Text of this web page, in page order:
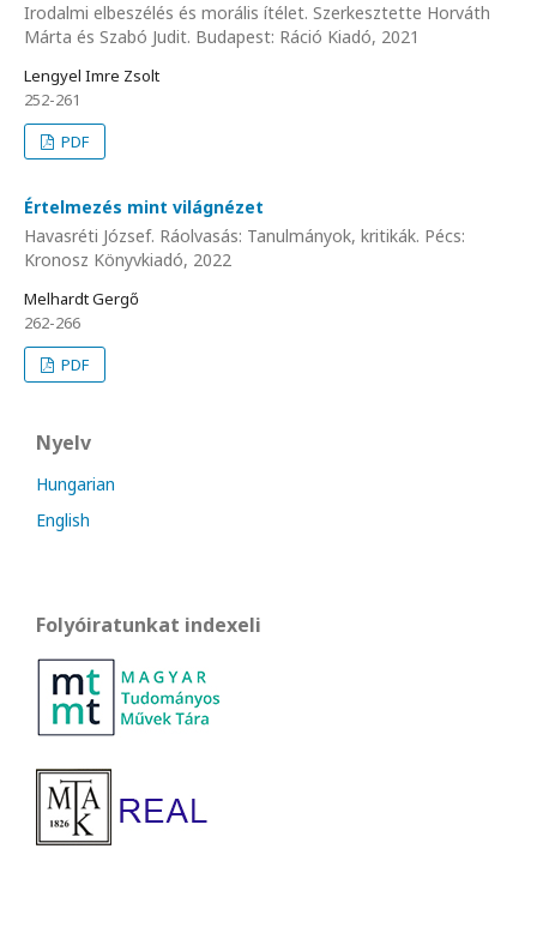
Irodalmi elbeszélés és morális ítélet. Szerkesztette Horváth
Márta és Szabó Judit. Budapest: Ráció Kiadó, 2021
Lengyel Imre Zsolt
252-261
PDF
Értelmezés mint világnézet
Havasréti József. Ráolvasás: Tanulmányok, kritikák. Pécs:
Kronosz Könyvkiadó, 2022
Melhardt Gergő
262-266
PDF
Nyelv
Hungarian
English
Folyóiratunkat indexeli